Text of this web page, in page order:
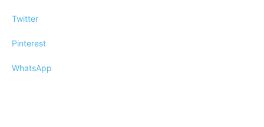
Twitter
Pinterest
WhatsApp